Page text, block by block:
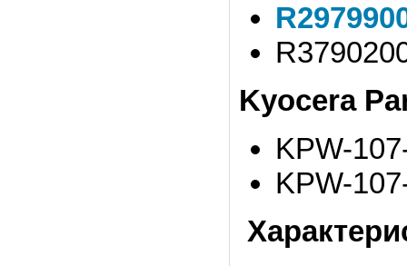
Kyocera
KPW-
KPW-